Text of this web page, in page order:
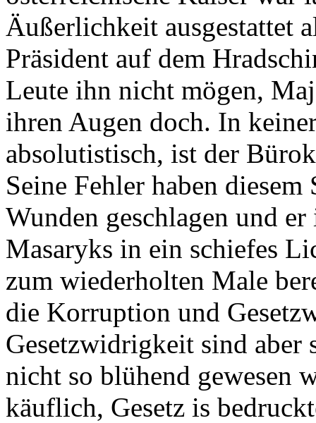
Äußerlichkeit ausgestattet
Präsident auf dem
Leute ihn nicht mögen,
ihren Augen doch. In
absolutistisch, ist der
Seine Fehler haben
Wunden geschlagen und er
Masaryks in ein schiefes
zum wiederholten Male
die Korruption und
Gesetzwidrigkeit sind aber
nicht so blühend gewesen
käuflich, Gesetz is